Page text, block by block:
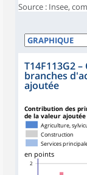
Source : Insee,
T14F113G2–
branches
ajoutée
Contribution des
de la valeur ajoutée
2
en points
Agriculture,
Construction
Services